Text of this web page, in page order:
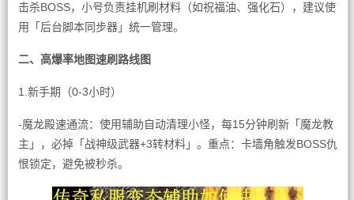
击杀BOSS，小号负责挂机刷材料（如祝福油、强化石），建议使
用「后台脚本同步器」统一管理。
二、高爆率地图速刷路线图
1.新手期（0-3小时）
-魔龙殿速通流：使用辅助自动清理小怪，每15分钟刷新「魔龙教
主」，必掉「战神级武器+3转材料」。重点：卡墙角触发BOSS仇
恨锁定，避免被秒杀。